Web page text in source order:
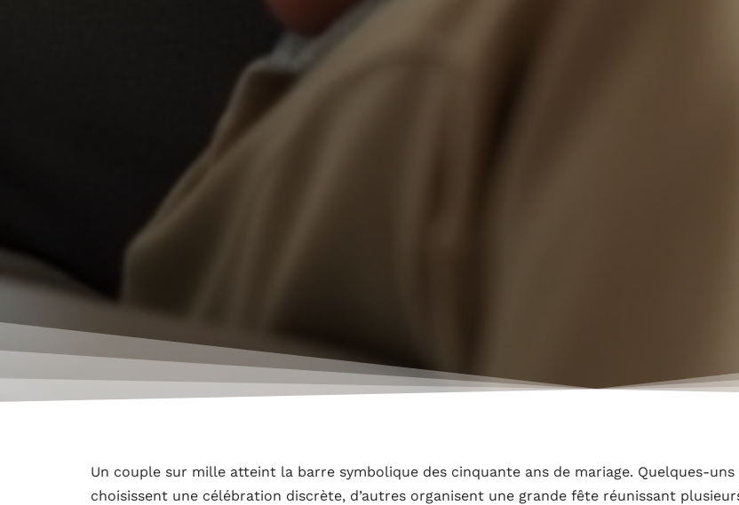
Un couple sur mille atteint la barre symbolique des cinquante ans de mariage. Quelques-uns
choisissent une célébration discrète, d’autres organisent une grande fête réunissant